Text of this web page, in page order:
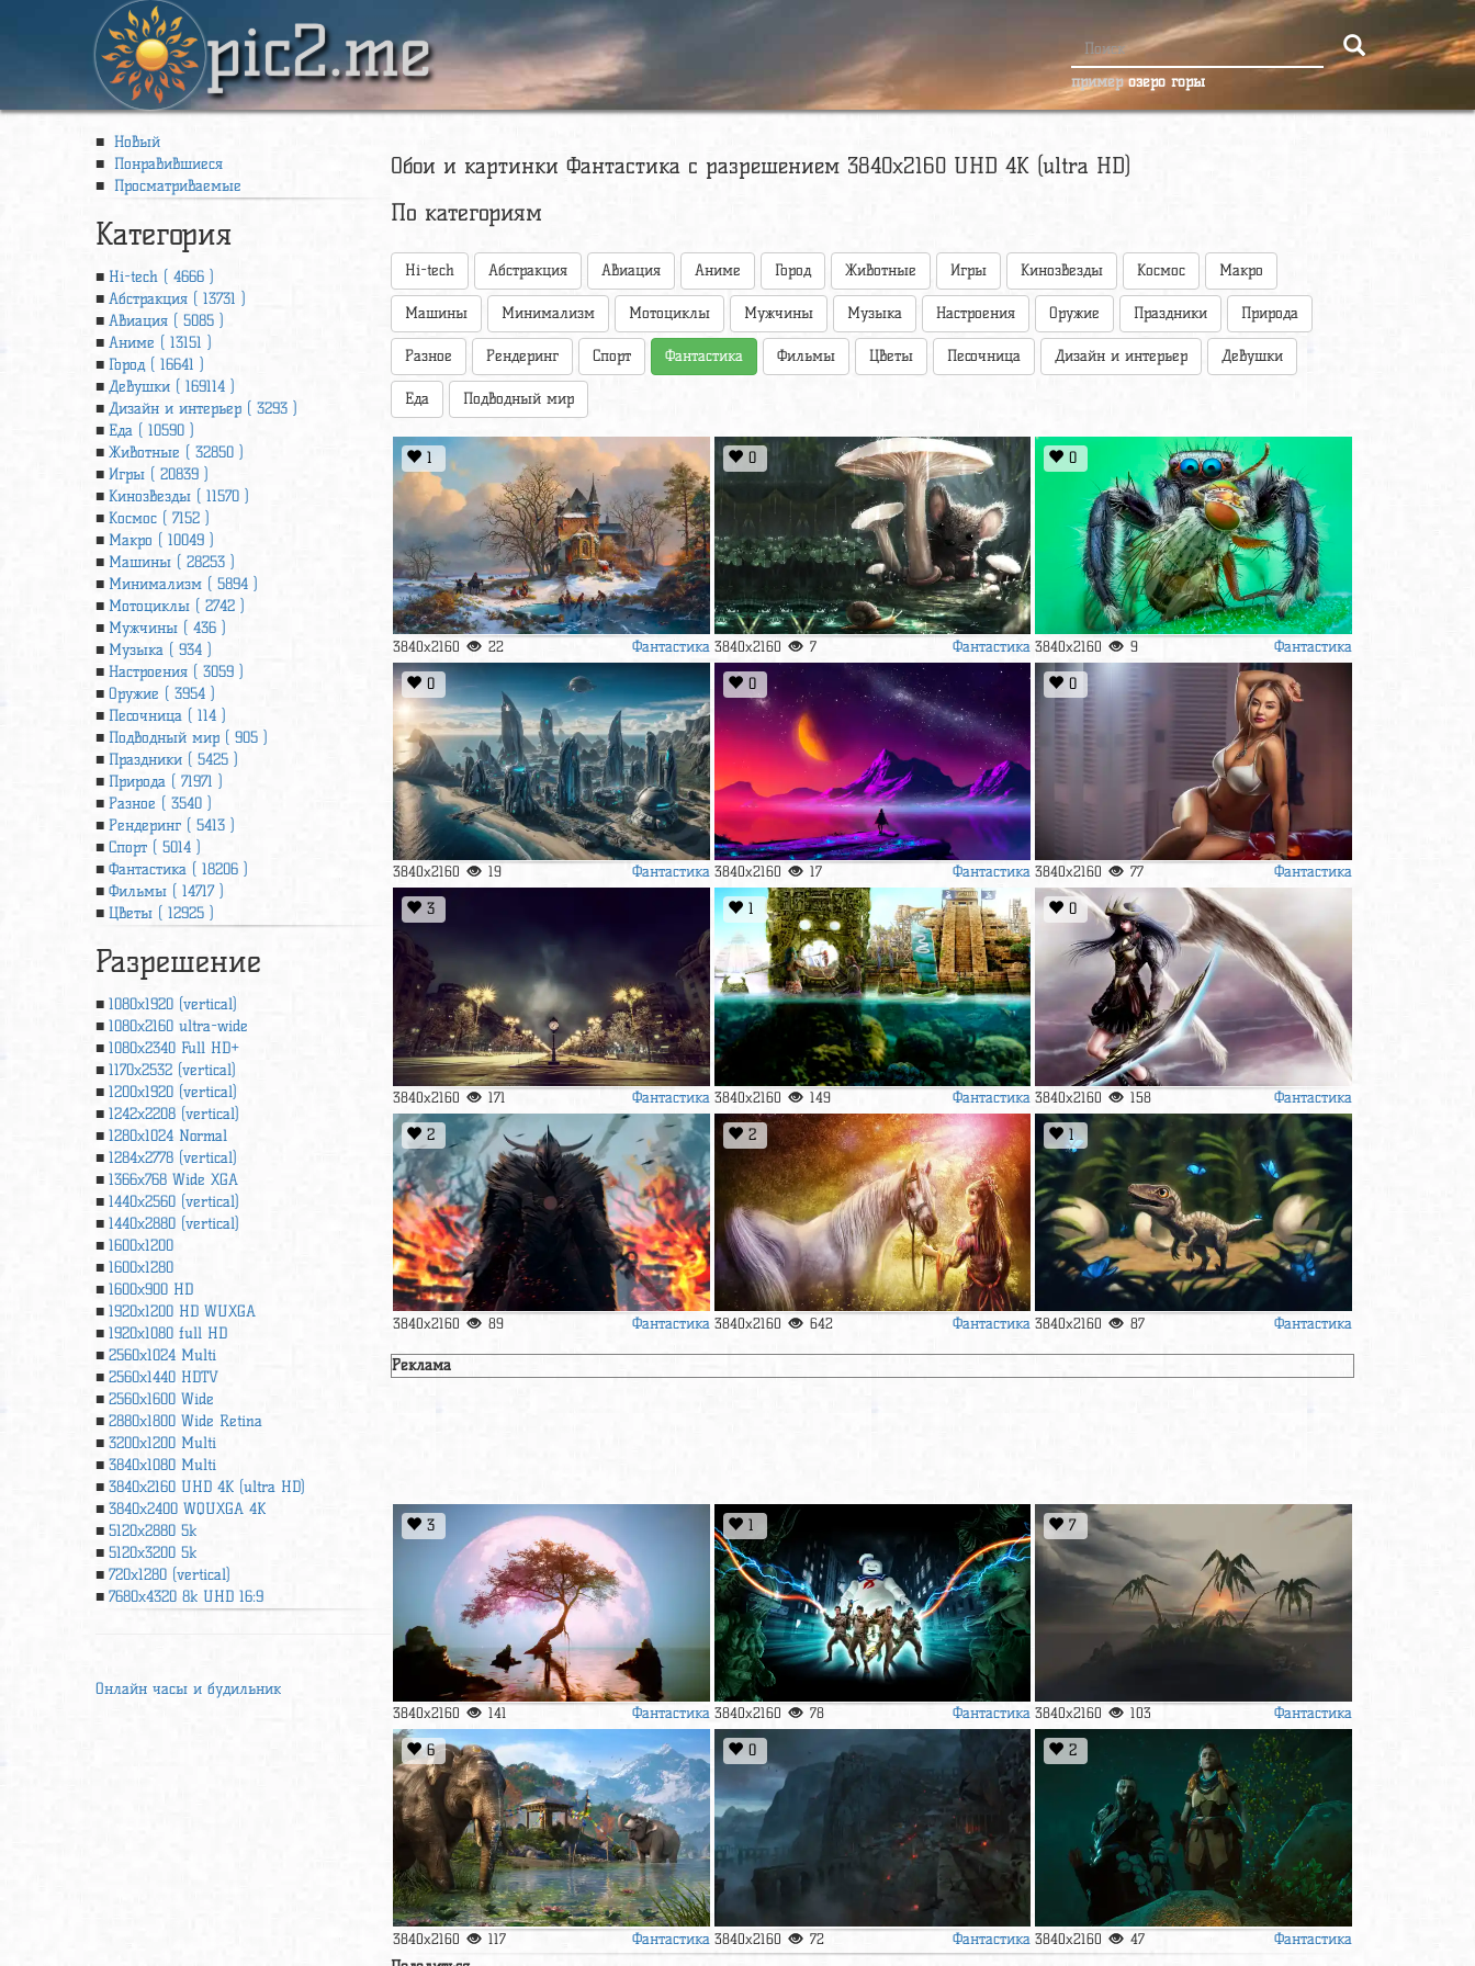
pic2.me примерозеро горы
Новый
Понравившиеся
Просматриваемые
Категория
Hi-tech ( 4666 )
Абстракция ( 13731 )
Авиация ( 5085 )
Аниме ( 13151 )
Город ( 16641 )
Девушки ( 169114 )
Дизайн и интерьер ( 3293 )
Еда ( 10590 )
Животные ( 32850 )
Игры ( 20839 )
Кинозвезды ( 11570 )
Космос ( 7152 )
Макро ( 10049 )
Машины ( 28253 )
Минимализм ( 5894 )
Мотоциклы ( 2742 )
Мужчины ( 436 )
Музыка ( 934 )
Настроения ( 3059 )
Оружие ( 3954 )
Песочница ( 114 )
Подводный мир ( 905 )
Праздники ( 5425 )
Природа ( 71971 )
Разное ( 3540 )
Рендеринг ( 5413 )
Спорт ( 5014 )
Фантастика ( 18206 )
Фильмы ( 14717 )
Цветы ( 12925 )
Разрешение
1080x1920 (vertical)
1080x2160 ultra-wide
1080x2340 Full HD+
1170x2532 (vertical)
1200x1920 (vertical)
1242x2208 (vertical)
1280x1024 Normal
1284x2778 (vertical)
1366х768 Wide XGA
1440x2560 (vertical)
1440x2880 (vertical)
1600x1200
1600x1280
1600x900 HD
1920x1200 HD WUXGA
1920х1080 full HD
2560x1024 Multi
2560x1440 HDTV
2560x1600 Wide
2880x1800 Wide Retina
3200x1200 Multi
3840x1080 Multi
3840x2160 UHD 4К (ultra HD)
3840x2400 WQUXGA 4K
5120x2880 5k
5120x3200 5k
720x1280 (vertical)
7680x4320 8k UHD 16:9
Онлайн часы и будильник
Обои и картинки Фантастика с разрешением 3840x2160 UHD 4К (ultra HD)
По категориям
Hi-tech Абстракция Авиация Аниме Город Животные Игры Кинозвезды Космос Макро
Машины Минимализм Мотоциклы Мужчины Музыка Настроения Оружие Праздники Природа
Разное Рендеринг Спорт Фантастика Фильмы Цветы Песочница Дизайн и интерьер Девушки
Еда Подводный мир
1
3840x2160 22 Фантастика
0
3840x2160 7 Фантастика
0
3840x2160 9
Фантастика
0
3840x2160 19 Фантастика
0
3840x2160 17 Фантастика
0
3840x2160 77
Фантастика
3
3840x2160 171 Фантастика
1
3840x2160 149 Фантастика
0
3840x2160 158
Фантастика
2
3840x2160 89 Фантастика
2
3840x2160 642 Фантастика
1
3840x2160 87 Фантастика
Реклама
3
3840x2160 141 Фантастика
1
3840x2160 78 Фантастика
7
3840x2160 103
Фантастика
6
3840x2160 117 Фантастика
0
3840x2160 72 Фантастика
2
3840x2160 47
Фантастика